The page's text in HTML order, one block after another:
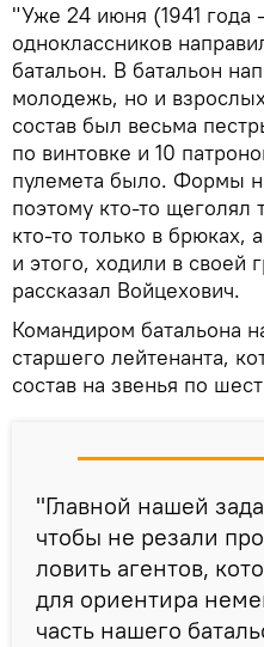
"Уже 24 июня (1941
одноклассников
батальон. В батальон
молодежь, но и
состав был весьма
по винтовке и 10
пулемета было. Формы
поэтому кто-то щеголял
кто-то только в брюках,
и этого, ходили в своей
рассказал Войцехович.
Командиром батальона
старшего лейтенанта,
состав на звенья по
"Главной нашей
чтобы не резали
ловить агентов,
для ориентира
часть нашего